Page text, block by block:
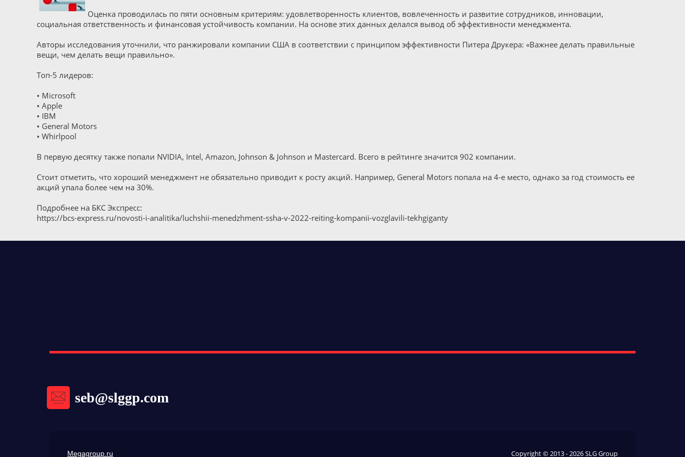
Оценка проводилась по пяти основным критериям: удовлетворенность клиентов, вовлеченность и развитие сотрудников, инновации,
социальная ответственность и финансовая устойчивость компании. На основе этих данных делался вывод об эффективности менеджмента.
Авторы исследования уточнили, что ранжировали компании США в соответствии с принципом эффективности Питера Друкера: «Важнее делать правильные
вещи, чем делать вещи правильно».
Топ-5 лидеров:
• Microsoft
• Apple
• IBM
• General Motors
• Whirlpool
В первую десятку также попали NVIDIA, Intel, Amazon, Johnson & Johnson и Mastercard. Всего в рейтинге значится 902 компании.
Стоит отметить, что хороший менеджмент не обязательно приводит к росту акций. Например, General Motors попала на 4-е место, однако за год стоимость ее
акций упала более чем на 30%.
Подробнее на БКС Экспресс:
https://bcs-express.ru/novosti-i-analitika/luchshii-menedzhment-ssha-v-2022-reiting-kompanii-vozglavili-tekhgiganty
seb@slggp.com
Megagroup.ru Copyright © 2013 - 2026 SLG Group